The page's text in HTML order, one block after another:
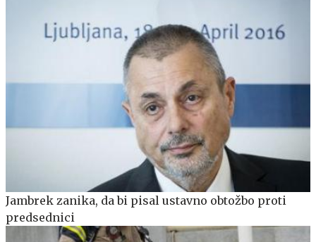
Jambrek zanika, da bi pisal ustavno obtožbo proti
predsednici